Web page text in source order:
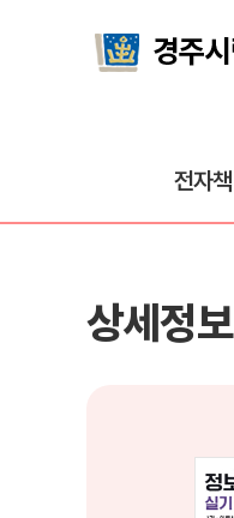
전자책
상세정보